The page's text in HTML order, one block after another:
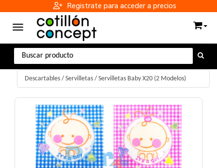
Registrate para acceder a precios
Toggle navigation
Descartables / Servilletas / Servilletas Baby X20 (2 Modelos)